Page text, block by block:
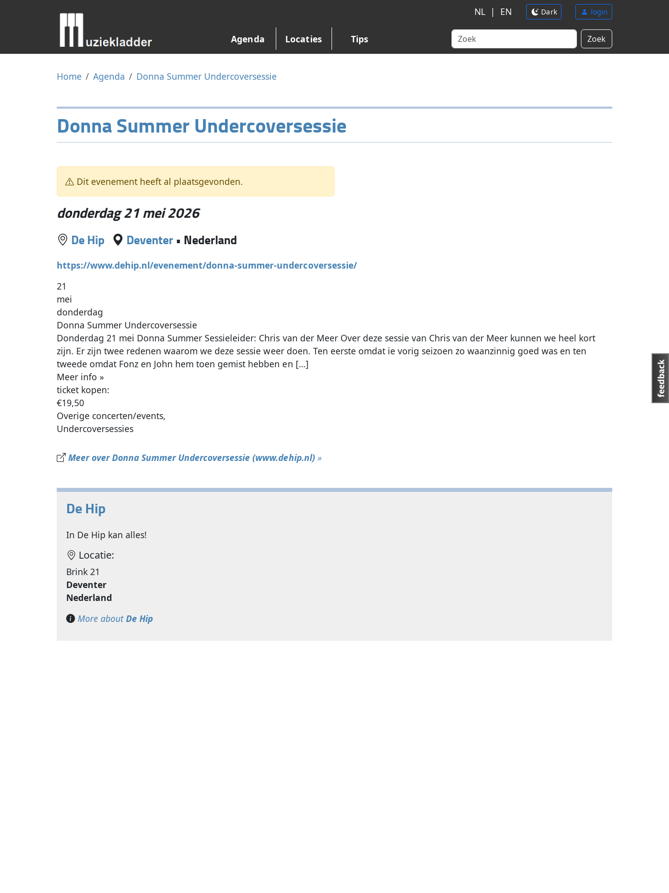
NL | EN Dark login
Agenda Locaties Tips Zoek
Home Agenda Donna Summer Undercoversessie
Donna Summer Undercoversessie
Dit evenement heeft al plaatsgevonden.
donderdag 21 mei 2026
De Hip Deventer • Nederland
https://www.dehip.nl/evenement/donna-summer-undercoversessie/
21
mei
donderdag
Donna Summer Undercoversessie
Donderdag 21 mei Donna Summer Sessieleider: Chris van der Meer Over deze sessie van Chris van der Meer kunnen we heel kort
zijn. Er zijn twee redenen waarom we deze sessie weer doen. Ten eerste omdat ie vorig seizoen zo waanzinnig goed was en ten
tweede omdat Fonz en John hem toen gemist hebben en […]
Meer info »
ticket kopen:
€19,50
Overige concerten/events,
Undercoversessies
Meer over Donna Summer Undercoversessie (www.dehip.nl)»
De Hip
In De Hip kan alles!
Locatie:
Brink 21
Deventer
Nederland
More aboutDe Hip